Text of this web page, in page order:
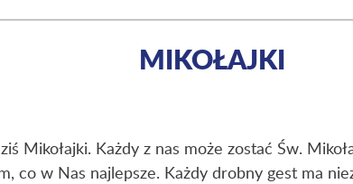
MIKOŁAJKI
Mikołajki. Każdy z nas może zostać Św.
co w Nas najlepsze. Każdy drobny gest ma